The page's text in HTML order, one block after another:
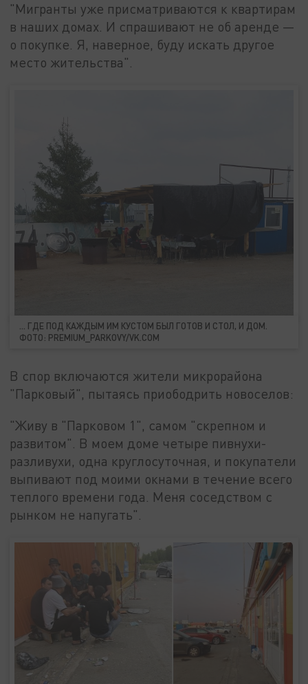
"Мигранты уже присматриваются к квартирам
в наших домах. И спрашивают не об аренде —
о покупке. Я, наверное, буду искать другое
место жительства".
... ГДЕ ПОД КАЖДЫМ ИМ КУСТОМ БЫЛ ГОТОВ И СТОЛ, И ДОМ.
ФОТО: PREMIUM_PARKOVY/VK.COM
В спор включаются жители микрорайона
"Парковый", пытаясь приободрить новоселов:
"Живу в "Парковом 1", самом "скрепном и
развитом". В моем доме четыре пивнухи-
разливухи, одна круглосуточная, и покупатели
выпивают под моими окнами в течение всего
теплого времени года. Меня соседством с
рынком не напугать".